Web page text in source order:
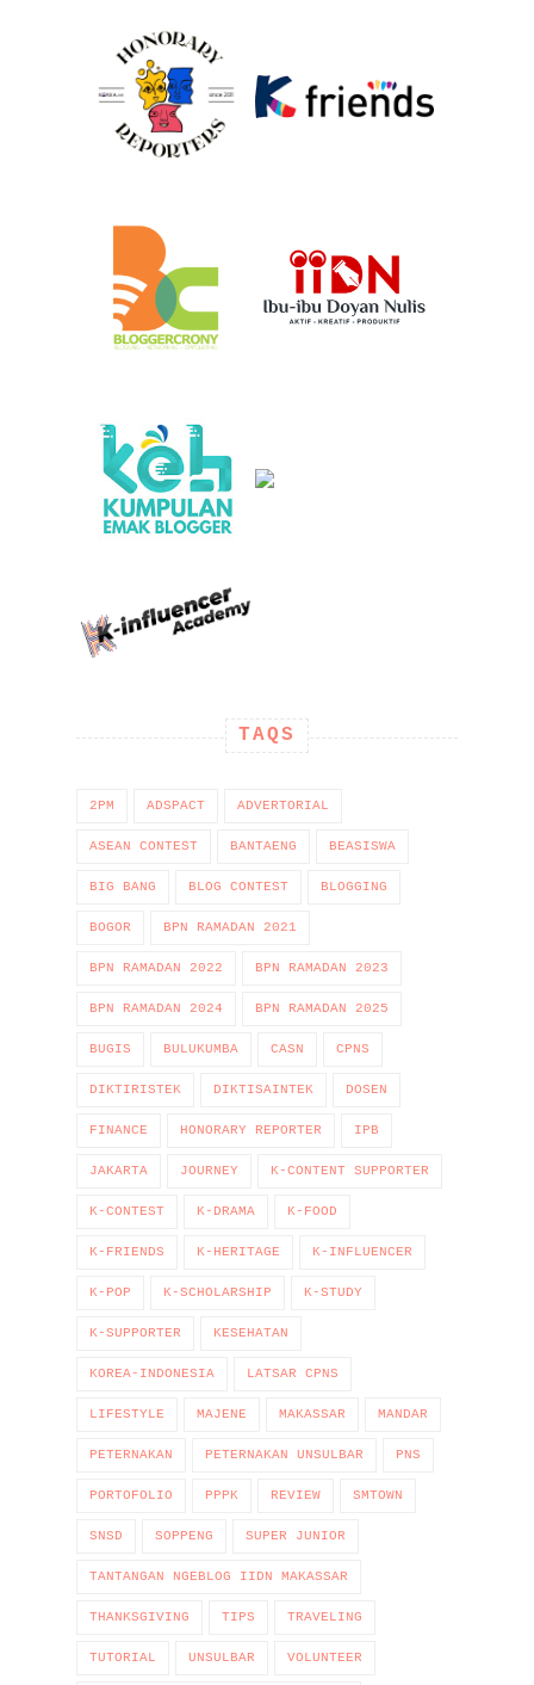
TAQS
2PM ADSPACT ADVERTORIAL
ASEAN CONTEST BANTAENG BEASISWA
BIG BANG BLOG CONTEST BLOGGING
BOGOR BPN RAMADAN 2021
BPN RAMADAN 2022 BPN RAMADAN 2023
BPN RAMADAN 2024 BPN RAMADAN 2025
BUGIS BULUKUMBA CASN CPNS
DIKTIRISTEK DIKTISAINTEK DOSEN
FINANCE HONORARY REPORTER IPB
JAKARTA JOURNEY K-CONTENT SUPPORTER
K-CONTEST K-DRAMA K-FOOD
K-FRIENDS K-HERITAGE K-INFLUENCER
K-POP K-SCHOLARSHIP K-STUDY
K-SUPPORTER KESEHATAN
KOREA-INDONESIA LATSAR CPNS
LIFESTYLE MAJENE MAKASSAR MANDAR
PETERNAKAN PETERNAKAN UNSULBAR PNS
PORTOFOLIO PPPK REVIEW SMTOWN
SNSD SOPPENG SUPER JUNIOR
TANTANGAN NGEBLOG IIDN MAKASSAR
THANKSGIVING TIPS TRAVELING
TUTORIAL UNSULBAR VOLUNTEER